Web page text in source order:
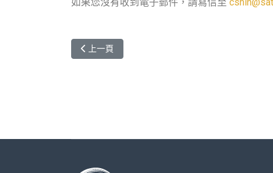
上一篇文章: 赴外學生交流經驗分享會 (1122學期赴
上一頁